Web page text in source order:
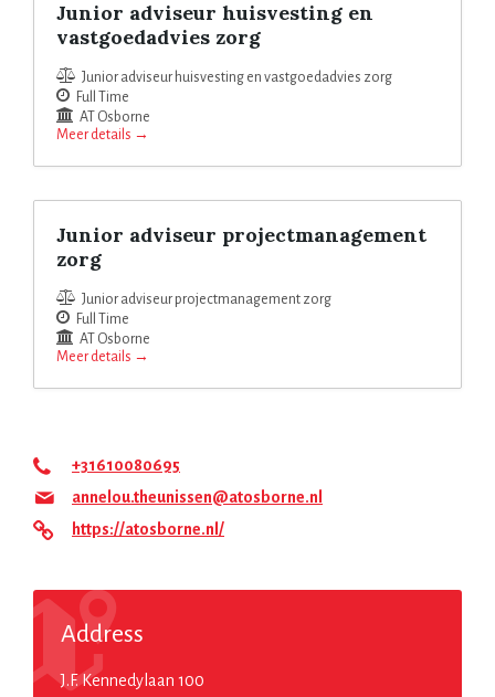
Junior adviseur huisvesting en
vastgoedadvies zorg
Junior adviseur huisvesting en vastgoedadvies zorg
Full Time
AT Osborne
Meer details
Junior adviseur projectmanagement
zorg
Junior adviseur projectmanagement zorg
Full Time
AT Osborne
Meer details
+31610080695
annelou.theunissen@atosborne.nl
https://atosborne.nl/
Address
J.F. Kennedylaan 100